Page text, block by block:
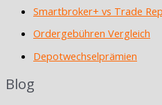
Smartbroker+ vs Trade
Ordergebühren Vergleich
Depotwechselprämien
Blog